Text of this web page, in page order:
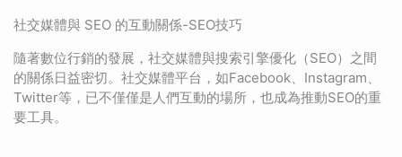
社交媒體與 SEO 的互動關係-SEO技巧
隨著數位行銷的發展，社交媒體與搜索引擎優化（SEO）之間
的關係日益密切。社交媒體平台，如Facebook、Instagram、
Twitter等，已不僅僅是人們互動的場所，也成為推動SEO的重
要工具。